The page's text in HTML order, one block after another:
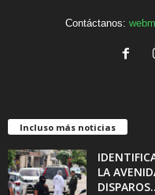
Contáctanos:
Incluso más noticias
LA